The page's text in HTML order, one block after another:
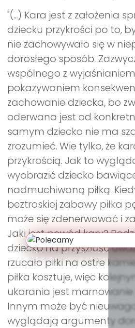
"(...) Kara jest z założenia
dziecku przykrości po to,
nie zachowywało się w
dorosłego sposób.
wspólnego z
pokazywaniem
zachowanie dziecka, bo
oderwana jest od
samym dziecko nie ma
zrozumieć. Wie tylko, że
przykrością. Jak to
wyobrazić dziecko
nadmuchiwaną piłką.
beztroskiej zabawy piłka
może się zdenerwować i
Jaki jest powód kary?
dziecko na przyszłość
rzucało piłki na ostre
piłka kosztuje, więc
ukarania jest marnowanie
Innym może być
wyglądają argumenty